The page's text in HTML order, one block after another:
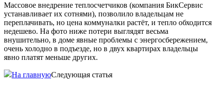
Массовое внедрение теплосчетчиков (компания БикСервис
устанавливает их сотнями), позволило владельцам не
переплачивать, но цена коммуналки растёт, и тепло обходится
недешево. На фото ниже потери выглядят весьма
внушительно, в доме явные проблемы с энергосбережением,
очень холодно в подъезде, но в двух квартирах владельцы
явно платят меньше других.
На главнуюСледующая статья